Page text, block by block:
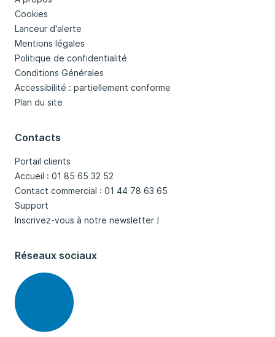
Cookies
Lanceur d'alerte
Mentions légales
Politique de confidentialité
Conditions Générales
Accessibilité : partiellement conforme
Plan du site
Contacts
Portail clients
Accueil : 01 85 65 32 52
Contact commercial : 01 44 78 63 65
Support
Inscrivez-vous à notre newsletter !
Réseaux sociaux